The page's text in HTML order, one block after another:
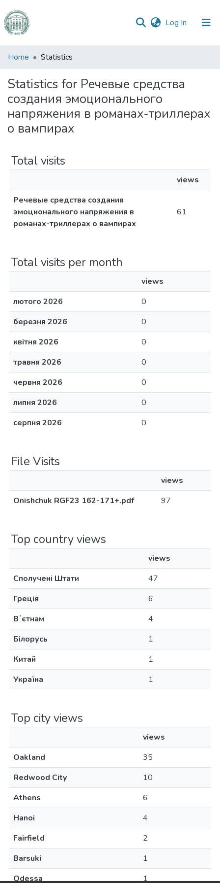
Log In (current)
Communities
Collections
All of DSpace
Home Statistics
Statistics for Речевые средства
создания эмоционального
напряжения в романах-триллерах
о вампирах
Total visits
views
Речевые средства создания
эмоционального напряжения в
романах-триллерах о вампирах
61
Total visits per month
views
лютого 2026
0
березня 2026
0
квітня 2026
0
травня 2026
0
червня 2026
0
липня 2026
0
серпня 2026
0
File Visits
views
Onishchuk RGF23 162-171+.pdf
97
Top country views
views
Сполучені Штати
47
Греція
6
Вʼєтнам
4
Білорусь
1
Китай
1
Україна
1
Top city views
views
Oakland
35
Redwood City
10
Athens
6
Hanoi
4
Fairfield
2
Barsuki
1
Odessa
1